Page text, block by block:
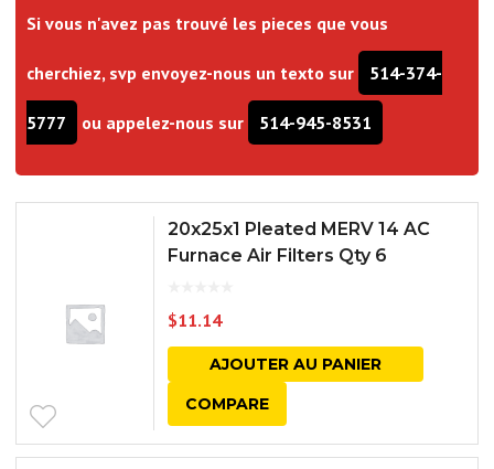
Si vous n'avez pas trouvé les pieces que vous
cherchiez, svp envoyez-nous un texto sur 514-374-
5777 ou appelez-nous sur 514-945-8531
20x25x1 Pleated MERV 14 AC
Furnace Air Filters Qty 6
$11.14
AJOUTER AU PANIER
COMPARE